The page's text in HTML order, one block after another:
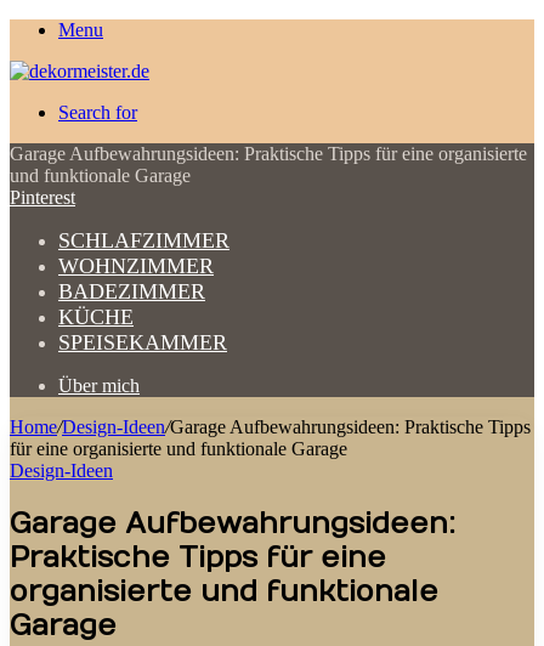
Menu
Search for
Garage Aufbewahrungsideen: Praktische Tipps für eine organisierte
und funktionale Garage
Pinterest
SCHLAFZIMMER
WOHNZIMMER
BADEZIMMER
KÜCHE
SPEISEKAMMER
Über mich
Home/Design-Ideen/Garage Aufbewahrungsideen: Praktische Tipps
für eine organisierte und funktionale Garage
Design-Ideen
Garage Aufbewahrungsideen:
Praktische Tipps für eine
organisierte und funktionale
Garage